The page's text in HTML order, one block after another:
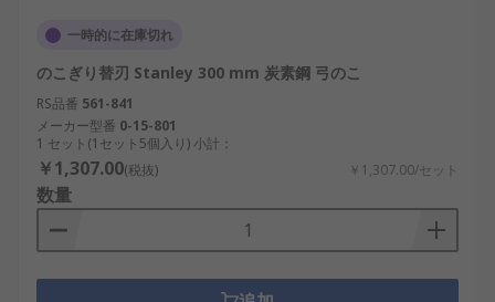
一時的に在庫切れ
のこぎり替刃 Stanley 300 mm 炭素鋼 弓のこ
RS品番 561-841
メーカー型番 0-15-801
1 セット(1セット5個入り) 小計：
￥1,307.00(税抜) ￥1,307.00/セット
数量